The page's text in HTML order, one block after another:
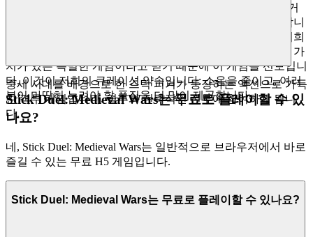
택한 라이브러리와 우아함, 속도, 그리고 방해받지 않는 즐거
움을 위해 설계된 인터페이스를 통해 이러한 존중을 반영합니
다. 여기서는 수천 개의 복제된 게임을 찾을 수 없습니다. 저희
가 여러분의 시간을 할애할 가
치가 있는 특별한 게임이라고 믿기 때문에 이 게임을 선보입니
다. 이것이 저희의 큐레이션 약속입니다: 소음을 줄이고, 여러
분이 마땅히 누려야 할 품질을 더 많이 제공합니다.
중세 시대를 배경으로 한 스틱 피겨가 등장하는 액션으로 가득
찬 격투 게임입니다. 결투와 전략적인 전투에 참여하게 됩니
다.
Stick Duel: Medieval Wars는 무료로 플레이할 수 있
나요?
네, Stick Duel: Medieval Wars는 일반적으로 브라우저에서 바로
즐길 수 있는 무료 H5 게임입니다.
Stick Duel: Medieval Wars는 무료로 플레이할 수 있나요?